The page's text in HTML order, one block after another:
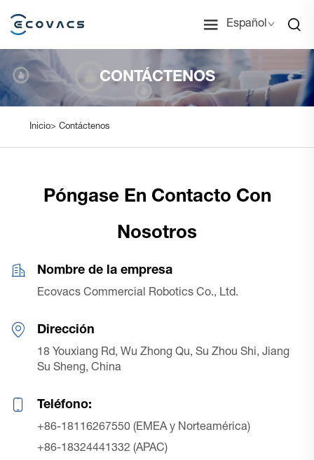
Español
CONTÁCTENOS
Inicio> Contáctenos
Póngase En Contacto Con
Nosotros
Nombre de la empresa
Ecovacs Commercial Robotics Co., Ltd.
Dirección
18 Youxiang Rd, Wu Zhong Qu, Su Zhou Shi, Jiang
Su Sheng, China
Teléfono:
+86-18116267550 (EMEA y Norteamérica)
+86-18324441332 (APAC)